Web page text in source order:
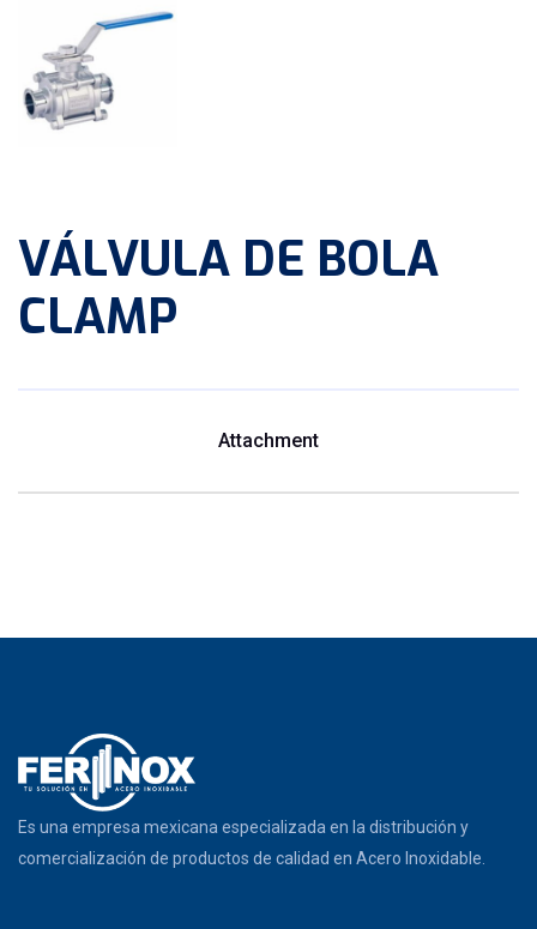
VÁLVULA DE BOLA
CLAMP
Attachment
Es una empresa mexicana especializada en la distribución y
comercialización de productos de calidad en Acero Inoxidable.